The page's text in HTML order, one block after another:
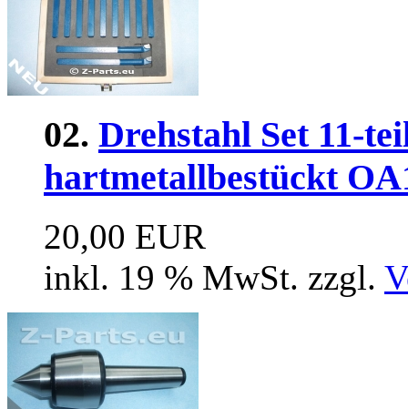
02. Drehstahl Set 11-
hartmetallbestückt
20,00 EUR
inkl. 19 % MwSt. zzgl.